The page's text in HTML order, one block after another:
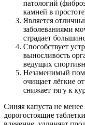
патологий
камней в
Является
заболеваниями
страдает
Способствует
выносливость
ведущих
Незаменимый
очищает лёгкие
снижает тягу к
Синяя капуста не
дорогостоящие